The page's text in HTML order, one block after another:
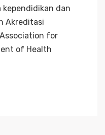
kependidikan dan
Akreditasi
for
of Health